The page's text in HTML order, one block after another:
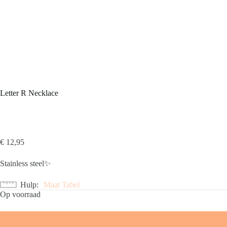
Letter R Necklace
€ 12,95
Stainless steel✨
Hulp
Maat Tabel
Op voorraad